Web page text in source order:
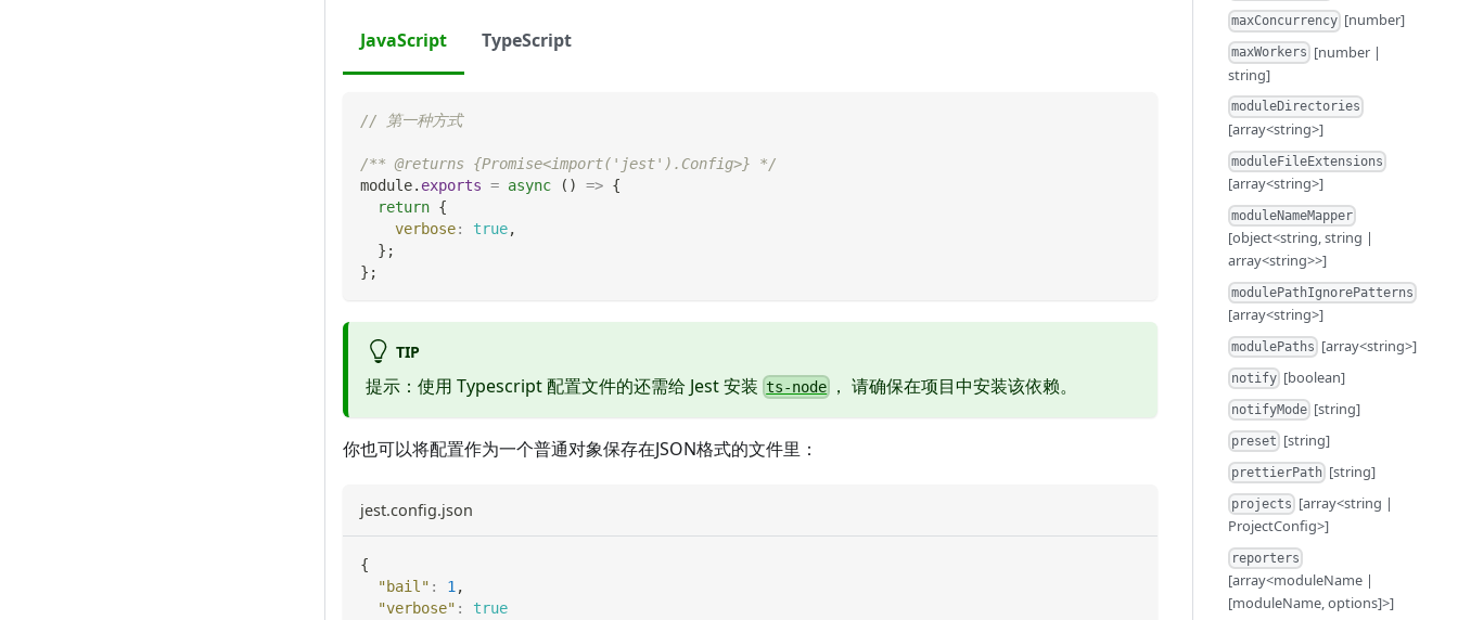
JavaScript TypeScript
// 第一种方式
/** @returns {Promise<import('jest').Config>} */
module. exports = async ( ) => {
return {
verbose: true,
} ;
} ;
TIP
提示：使用 Typescript 配置文件的还需给 Jest 安装 ts-node ， 请确保在项目中安装该依赖。
你也可以将配置作为一个普通对象保存在JSON格式的文件里：
jest.config.json
{
"bail" : 1 ,
"verbose" :
true
maxConcurrency [number]
maxWorkers [number |
string]
moduleDirectories
[array<string>]
moduleFileExtensions
[array<string>]
moduleNameMapper
[object<string, string |
array<string>>]
modulePathIgnorePatterns
[array<string>]
modulePaths [array<string>]
notify [boolean]
notifyMode [string]
preset [string]
prettierPath [string]
projects [array<string |
ProjectConfig>]
reporters
[array<moduleName |
[moduleName, options]>]